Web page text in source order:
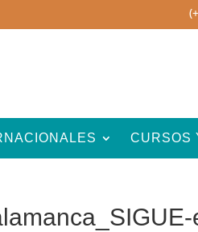
CURSOS